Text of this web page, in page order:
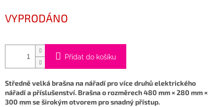
cena:
VYPRODÁNO
Přidat do košíku
Středně velká brašna na nářadí pro více druhů elektrického
nářadí a příslušenství. Brašna o rozměrech 480 mm × 280 mm ×
300 mm se širokým otvorem pro snadný přístup.